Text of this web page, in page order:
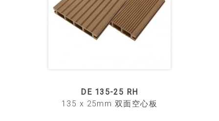
DE 135-25 RH
135 x 25mm 双面空心板